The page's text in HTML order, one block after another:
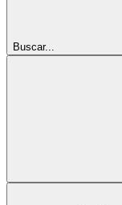
Buscar...